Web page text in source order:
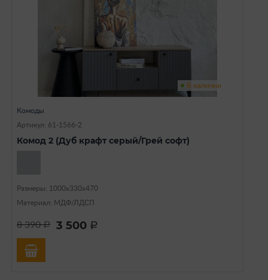
В наличии
Комоды
Артикул: 61-1566-2
Комод 2 (Дуб крафт серый/Грей софт)
Размеры: 1000х330х470
Материал: МДФ/ЛДСП
8 390a 3 500 a